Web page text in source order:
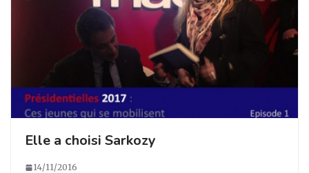
Elle a choisi Sarkozy
14/11/2016